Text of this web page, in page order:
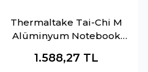
Thermaltake Tai-Chi M
Alüminyum Notebook
1.588,27 TL